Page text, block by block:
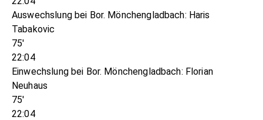
Auswechslung bei Bor. Mönchengladbach: Haris
Tabakovic
75'
22:04
Einwechslung bei Bor. Mönchengladbach: Florian
Neuhaus
75'
22:04